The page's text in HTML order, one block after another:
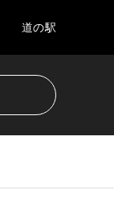
道の駅